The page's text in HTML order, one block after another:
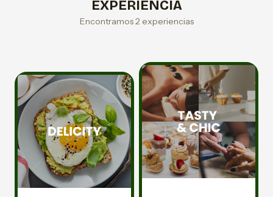
EXPERIENCIA
Encontramos 2 experiencias